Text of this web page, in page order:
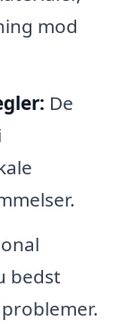
mod
De
bedst